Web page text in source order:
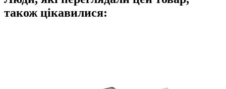
також цікавилися: